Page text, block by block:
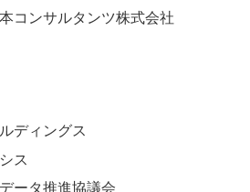
コンサルタンツ株式会社
ディングス
ス
ータ推進協議会